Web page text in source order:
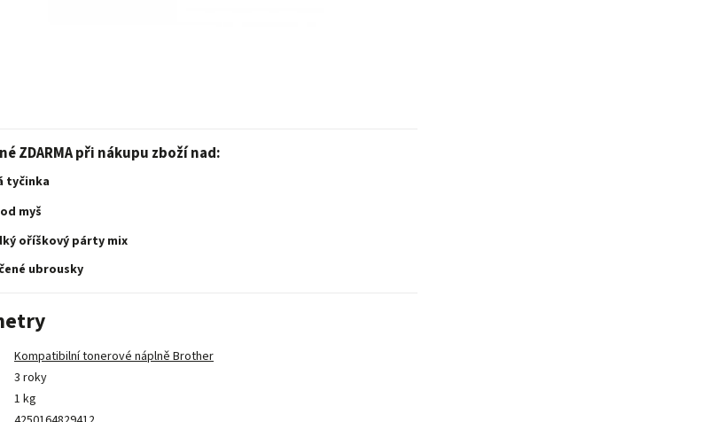
ZDARMA při nákupu zboží nad:
tyčinka
myš
oříškový párty mix
ubrousky
Kompatibilní tonerové náplně Brother
3 roky
1 kg